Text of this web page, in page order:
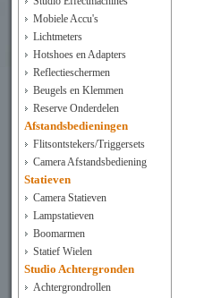
Mobiele Accu's
Lichtmeters
Hotshoes en Adapters
Reflectieschermen
Beugels en Klemmen
Reserve Onderdelen
Afstandsbedieningen
Flitsontstekers/Triggersets
Camera Afstandsbediening
Statieven
Camera Statieven
Lampstatieven
Boomarmen
Statief Wielen
Studio Achtergronden
Achtergrondrollen